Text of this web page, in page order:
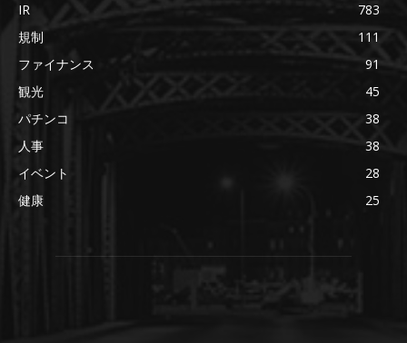
IR
783
規制
111
ファイナンス
91
観光
45
パチンコ
38
人事
38
イベント
28
健康
25